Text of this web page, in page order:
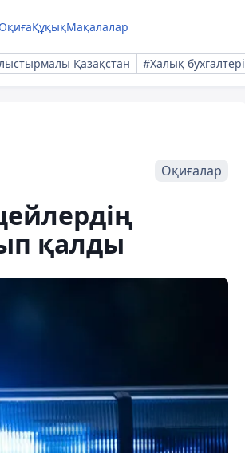
ОқиғаҚұқықМақалалар
Қазақстан #Халық бухгалтері
Оқиғалар
қалды